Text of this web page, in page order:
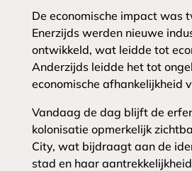
De economische impact was
Enerzijds werden nieuwe
ontwikkeld, wat leidde tot
Anderzijds leidde het tot
economische afhankelijkheid
Vandaag de dag blijft de
kolonisatie opmerkelijk
City, wat bijdraagt aan de
stad en haar